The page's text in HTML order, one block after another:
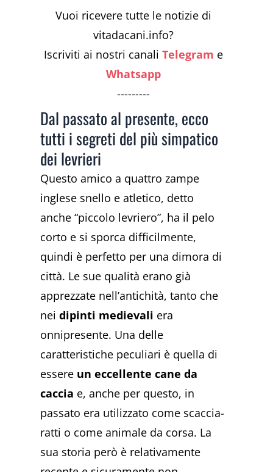
Vuoi ricevere tutte le notizie di
vitadacani.info?
Iscriviti ai nostri canaliTelegram e
Whatsapp
---------
Dal passato al presente, ecco
tutti i segreti del più simpatico
dei levrieri
Questo amico a quattro zampe
inglese snello e atletico, detto
anche “piccolo levriero”, ha il pelo
corto e si sporca difficilmente,
quindi è perfetto per una dimora di
città. Le sue qualità erano già
apprezzate nell’antichità, tanto che
neidipinti medievali era
onnipresente. Una delle
caratteristiche peculiari è quella di
essere un eccellente cane da
caccia e, anche per questo, in
passato era utilizzato come scaccia-
ratti o come animale da corsa. La
sua storia però è relativamente